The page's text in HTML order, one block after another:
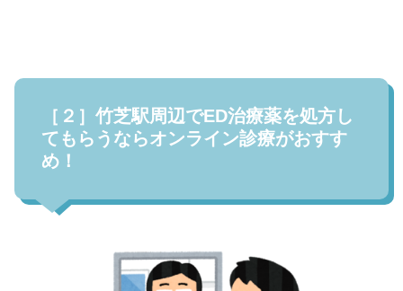
［２］竹芝駅周辺でED治療薬を処方し
てもらうならオンライン診療がおすす
め！